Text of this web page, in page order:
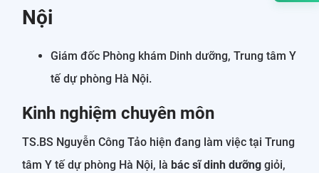
Nội
Giám đốc Phòng khám Dinh dưỡng, Trung tâm Y
tế dự phòng Hà Nội.
Kinh nghiệm chuyên môn
TS.BS Nguyễn Công Tảo hiện đang làm việc tại Trung
tâm Y tế dự phòng Hà Nội, là bác sĩ dinh dưỡng giỏi,